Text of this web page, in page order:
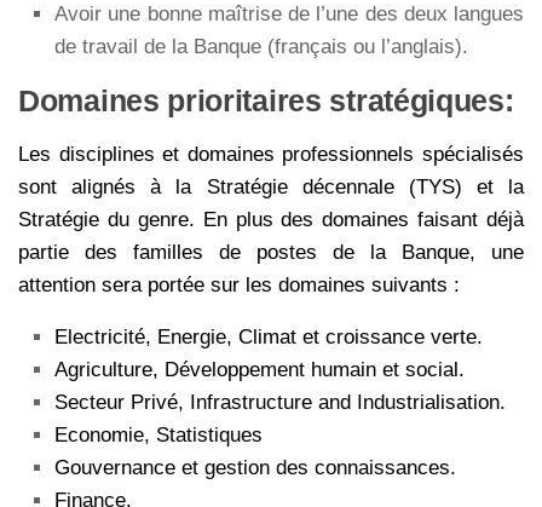
Avoir une bonne maîtrise de l’une des deux langues
de travail de la Banque (français ou l’anglais).
Domaines prioritaires stratégiques:
Les disciplines et domaines professionnels spécialisés
sont alignés à la Stratégie décennale (TYS) et la
Stratégie du genre. En plus des domaines faisant déjà
partie des familles de postes de la Banque, une
attention sera portée sur les domaines suivants :
Electricité, Energie, Climat et croissance verte.
Agriculture, Développement humain et social.
Secteur Privé, Infrastructure and Industrialisation.
Economie, Statistiques
Gouvernance et gestion des connaissances.
Finance.